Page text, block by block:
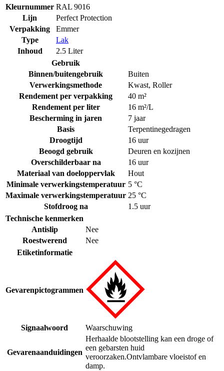
Kleurnummer RAL 9016
Lijn
Perfect Protection
Verpakking
Emmer
Type
Lak
Inhoud
2.5 Liter
Gebruik
Binnen/buitengebruik
Buiten
Verwerkingsmethode
Kwast, Roller
Rendement per verpakking
40 m²
Rendement per liter
16 m²/L
Bescherming in jaren
7 jaar
Basis
Terpentinegedragen
Droogtijd
16 uur
Beoogd gebruik
Deuren en kozijnen
Overschilderbaar na
16 uur
Materiaal van doeloppervlak
Hout
Minimale verwerkingstemperatuur 5 °C
Maximale verwerkingstemperatuur 25 °C
Stofdroog na
1.5 uur
Technische kenmerken
Antislip
Nee
Roestwerend
Nee
Etiketinformatie
Gevarenpictogrammen
Signaalwoord Waarschuwing
Gevarenaanduidingen
Herhaalde blootstelling kan een droge of
een gebarsten huid
veroorzaken.Ontvlambare vloeistof en
damp.